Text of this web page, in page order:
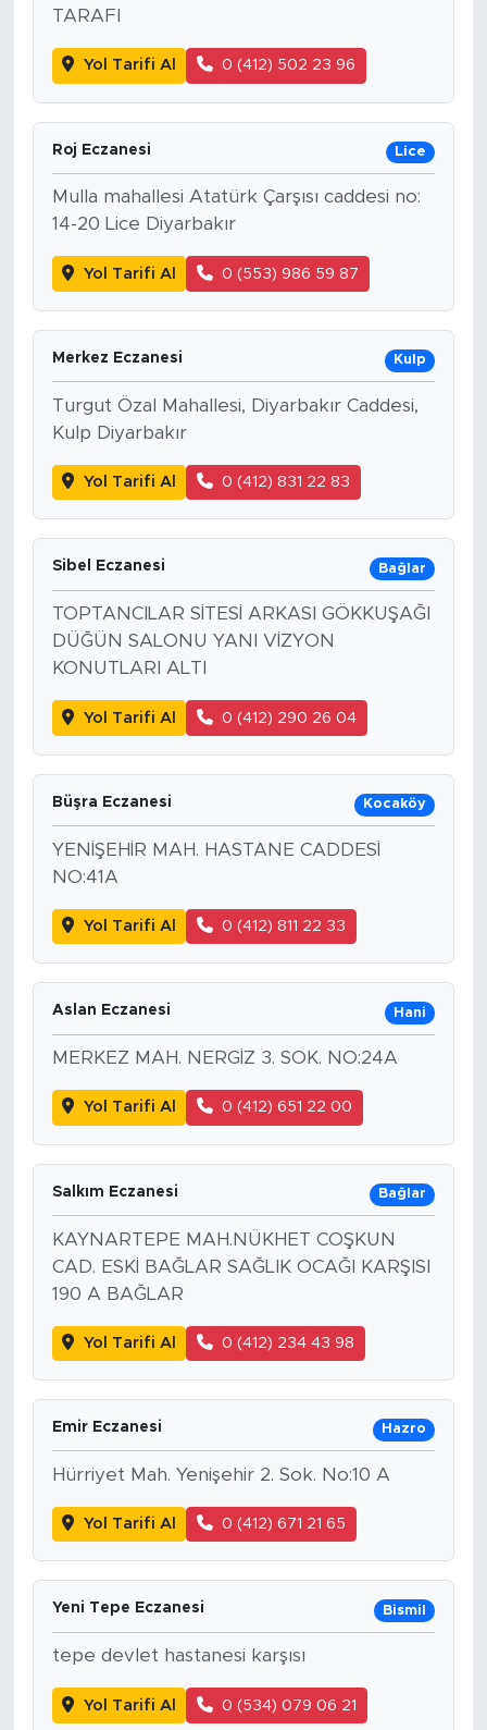
TARAFI
Yol Tarifi Al 0 (412) 502 23 96
Roj Eczanesi Lice
Mulla mahallesi Atatürk Çarşısı caddesi no:
14-20 Lice Diyarbakır
Yol Tarifi Al 0 (553) 986 59 87
Merkez Eczanesi Kulp
Turgut Özal Mahallesi, Diyarbakır Caddesi,
Kulp Diyarbakır
Yol Tarifi Al 0 (412) 831 22 83
Sibel Eczanesi Bağlar
TOPTANCILAR SİTESİ ARKASI GÖKKUŞAĞI
DÜĞÜN SALONU YANI VİZYON
KONUTLARI ALTI
Yol Tarifi Al 0 (412) 290 26 04
Büşra Eczanesi Kocaköy
YENİŞEHİR MAH. HASTANE CADDESİ
NO:41A
Yol Tarifi Al 0 (412) 811 22 33
Aslan Eczanesi Hani
MERKEZ MAH. NERGİZ 3. SOK. NO:24A
Yol Tarifi Al 0 (412) 651 22 00
Salkım Eczanesi Bağlar
KAYNARTEPE MAH.NÜKHET COŞKUN
CAD. ESKİ BAĞLAR SAĞLIK OCAĞI KARŞISI
190 A BAĞLAR
Yol Tarifi Al 0 (412) 234 43 98
Emir Eczanesi Hazro
Hürriyet Mah. Yenişehir 2. Sok. No:10 A
Yol Tarifi Al 0 (412) 671 21 65
Yeni Tepe Eczanesi Bismil
tepe devlet hastanesi karşısı
Yol Tarifi Al 0 (534) 079 06 21